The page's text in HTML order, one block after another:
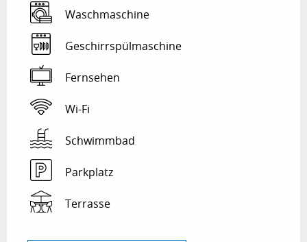
Waschmaschine
Geschirrspülmaschine
Fernsehen
Wi-Fi
Schwimmbad
Parkplatz
Terrasse